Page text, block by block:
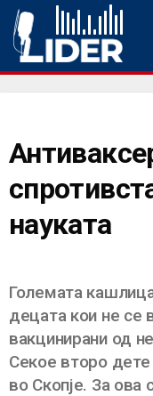
науката
Големата
децата кои не се
вакцинирани од
Секое второ
во Скопје. За ова